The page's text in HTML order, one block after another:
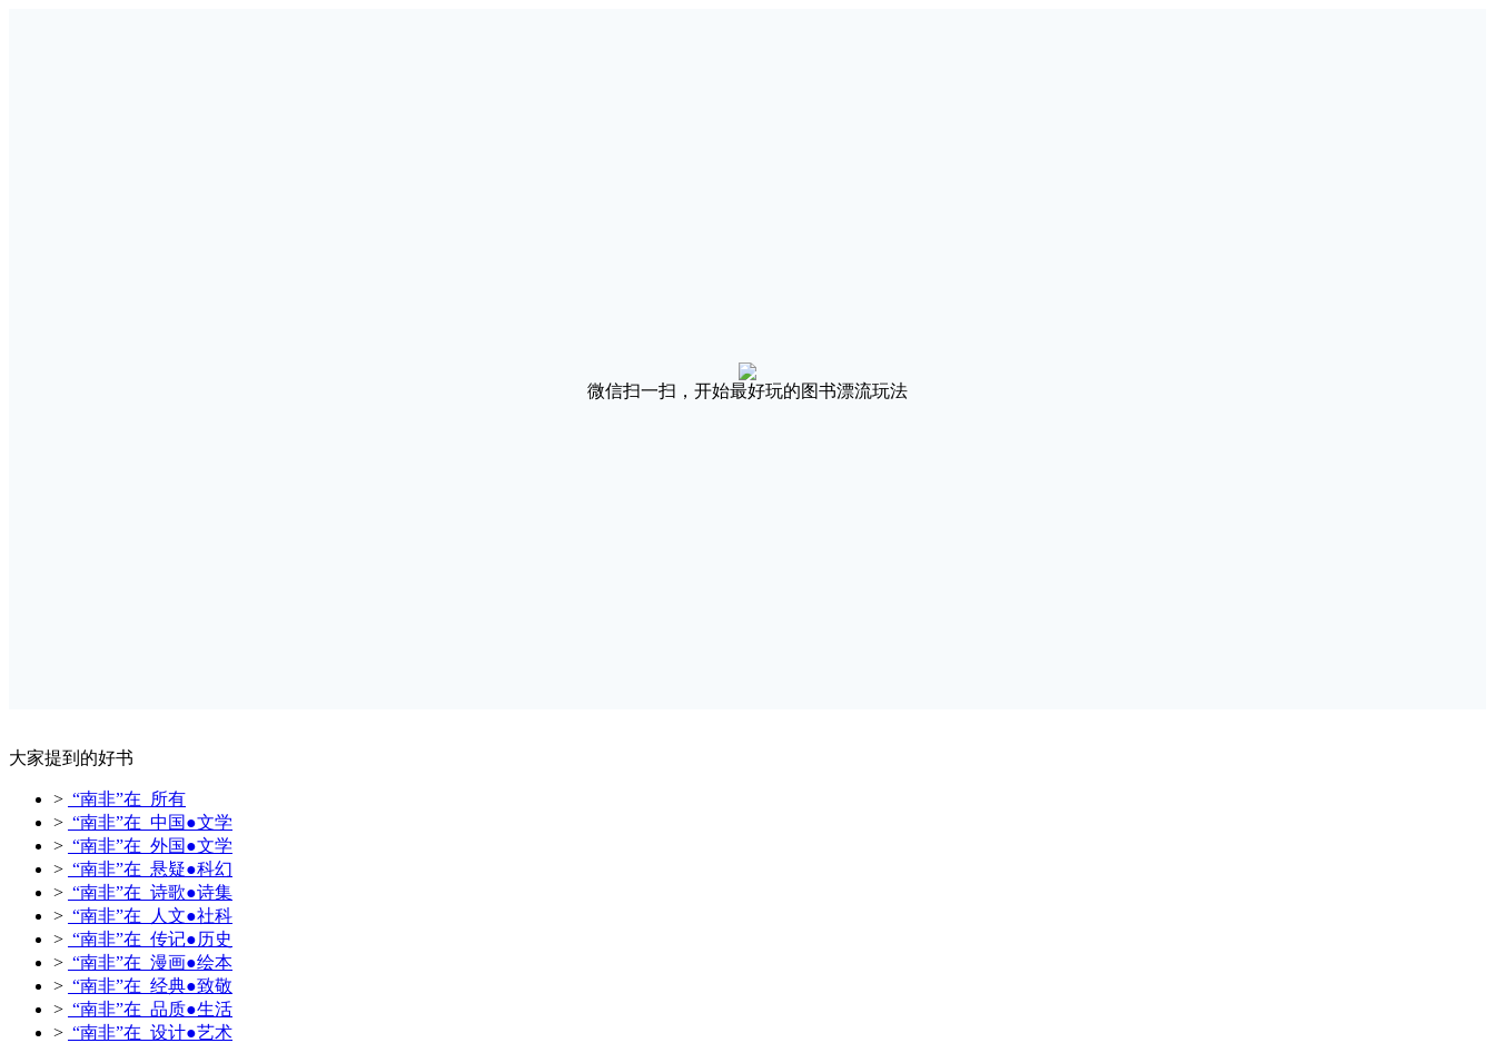
微信扫一扫，开始最好玩的图书漂流玩法
大家提到的好书
> “南非”在 所有
> “南非”在 中国●文学
> “南非”在 外国●文学
> “南非”在 悬疑●科幻
> “南非”在 诗歌●诗集
> “南非”在 人文●社科
> “南非”在 传记●历史
> “南非”在 漫画●绘本
> “南非”在 经典●致敬
> “南非”在 品质●生活
> “南非”在 设计●艺术